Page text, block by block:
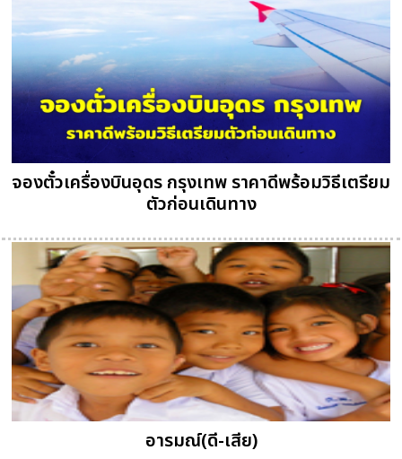
จองตั๋วเครื่องบินอุดร กรุงเทพ ราคาดีพร้อมวิธีเตรียม
ตัวก่อนเดินทาง
อารมณ์(ดี-เสีย)